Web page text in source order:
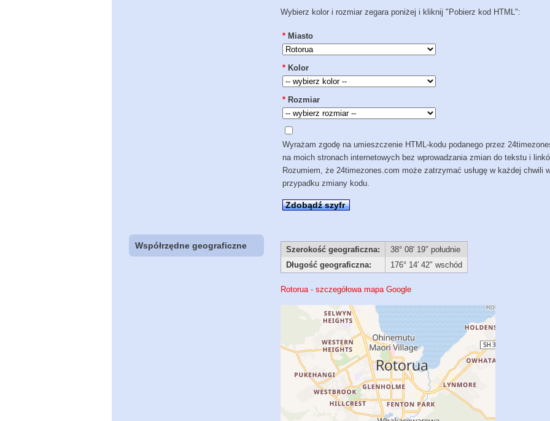
Wybierz kolor i rozmiar zegara poniżej i kliknij "Pobierz kod HTML":
* Miasto
* Kolor
* Rozmiar
Wyrażam zgodę na umieszczenie HTML-kodu podanego przez
na moich stronach internetowych bez wprowadzania zmian do tekstu i
Rozumiem, że 24timezones.com może zatrzymać usługę w każdej chwili
przypadku zmiany kodu.
Zdobądź szyfr
Współrzędne geograficzne Szerokość geograficzna:
38° 08′ 19″ południe
Długość geograficzna:
176° 14′ 42″ wschód
Rotorua - szczegółowa mapa Google